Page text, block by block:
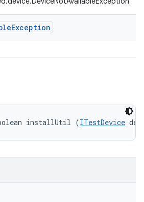
Exception
installUtil (ITestDevice